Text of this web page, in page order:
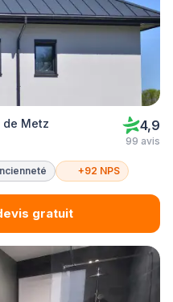
Metz 4,9
99 avis
+92 NPS
gratuit